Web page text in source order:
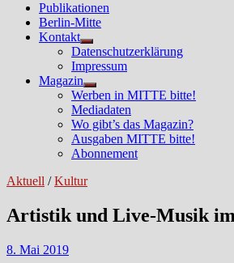
Publikationen
Berlin-Mitte
Kontakt
Untermenü
anzeigen
Datenschutzerklärung
Impressum
Magazin
Untermenü
anzeigen
Werben in MITTE bitte!
Mediadaten
Wo gibt’s das Magazin?
Ausgaben MITTE bitte!
Abonnement
Aktuell /Kultur
Artistik und Live-Musik
8. Mai 2019